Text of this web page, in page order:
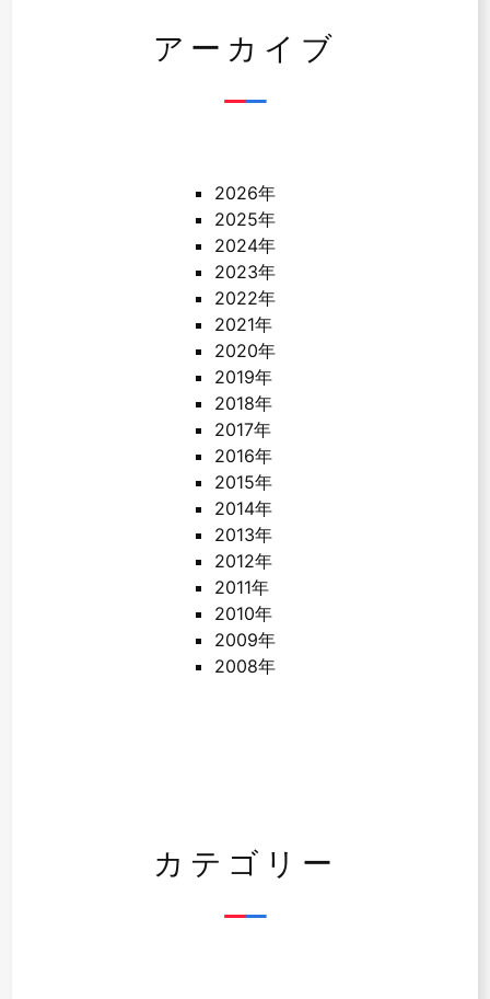
アーカイブ
2026年
2025年
2024年
2023年
2022年
2021年
2020年
2019年
2018年
2017年
2016年
2015年
2014年
2013年
2012年
2011年
2010年
2009年
2008年
カテゴリー